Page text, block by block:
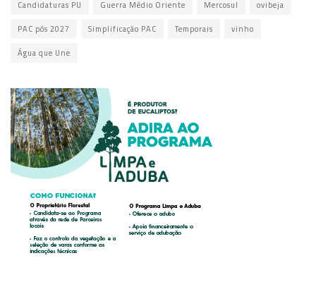
Candidaturas PU Guerra Médio Oriente Mercosul ovibeja
PAC pós 2027 Simplificação PAC Temporais vinho
Água que Une